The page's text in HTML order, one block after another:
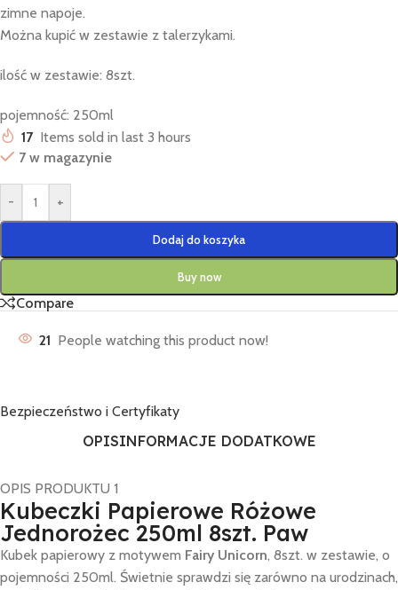
zimne napoje.
Można kupić w zestawie z talerzykami.
ilość w zestawie: 8szt.
pojemność: 250ml
17 Items sold in last 3 hours
7 w magazynie
- +
Dodaj do koszyka
Buy now
Compare
21 People watching this product now!
Bezpieczeństwo i Certyfikaty
OPISINFORMACJE DODATKOWE
OPIS PRODUKTU 1
Kubeczki Papierowe Różowe
Jednorożec 250ml 8szt. Paw
Kubek papierowy z motywem Fairy Unicorn, 8szt. w zestawie, o
pojemności 250ml. Świetnie sprawdzi się zarówno na urodzinach,